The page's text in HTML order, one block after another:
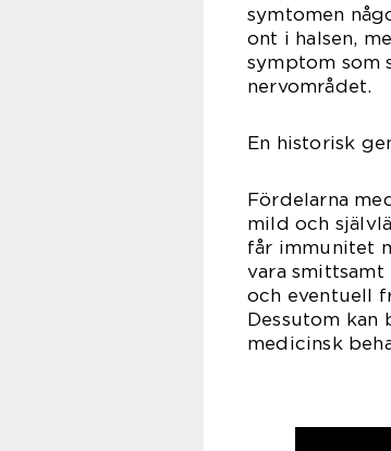
symtomen
ont i halsen,
symptom som
nervområdet.
En historisk
Fördelarna
mild och
får immunitet
vara
och eventuell
Dessutom kan
medicinsk